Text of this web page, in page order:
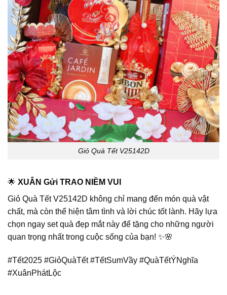
Giỏ Quà Tết V25142D
🌟 XUÂN Gửi TRAO NIỀM VUI
Giỏ Quà Tết V25142D không chỉ mang đến món quà vật
chất, mà còn thể hiện tâm tình và lời chúc tốt lành. Hãy lựa
chọn ngay set quà đẹp mắt này để tặng cho những người
quan trọng nhất trong cuộc sống của bạn! ✨🌸
#Tết2025 #GiỏQuàTết #TếtSumVầy #QuàTếtÝNghĩa
#XuânPhátLộc